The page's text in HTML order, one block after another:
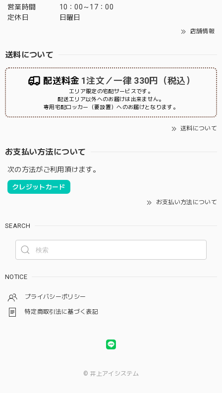
営業時間
10：00～17：00
定休日
日曜日
店舗情報
送料について
配送料金 1注文／一律 330円（税込）
エリア限定の宅配サービスです。
配送エリア以外へのお届けは出来ません。
専用宅配ロッカー（要設置）へのお届けとなります。
送料について
お支払い方法について
次の方法がご利用頂けます。
クレジットカード
お支払い方法について
SEARCH
NOTICE
プライバシーポリシー
特定商取引法に基づく表記
© 井上アイシステム